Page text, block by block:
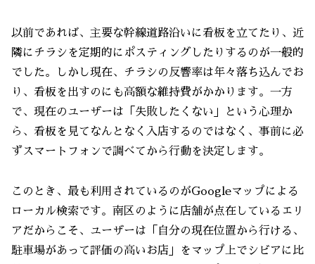
以前であれば、主要な幹線道路沿いに看板を立てたり、近
隣にチラシを定期的にポスティングしたりするのが一般的
でした。しかし現在、チラシの反響率は年々落ち込んでお
り、看板を出すのにも高額な維持費がかかります。一方
で、現在のユーザーは「失敗したくない」という心理か
ら、看板を見てなんとなく入店するのではなく、事前に必
ずスマートフォンで調べてから行動を決定します。
このとき、最も利用されているのがGoogleマップによる
ローカル検索です。南区のように店舗が点在しているエリ
アだからこそ、ユーザーは「自分の現在位置から行ける、
駐車場があって評価の高いお店」をマップ上でシビアに比